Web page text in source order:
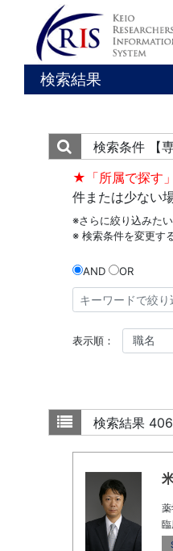
検索結果
検索条件
【
★「所属で探す
件または少ない
※さらに絞り込みた
※ 検索条件を変更す
AND OR
表示順：
検索結果